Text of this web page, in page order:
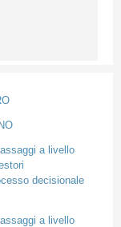
a livello
decisionale
a livello